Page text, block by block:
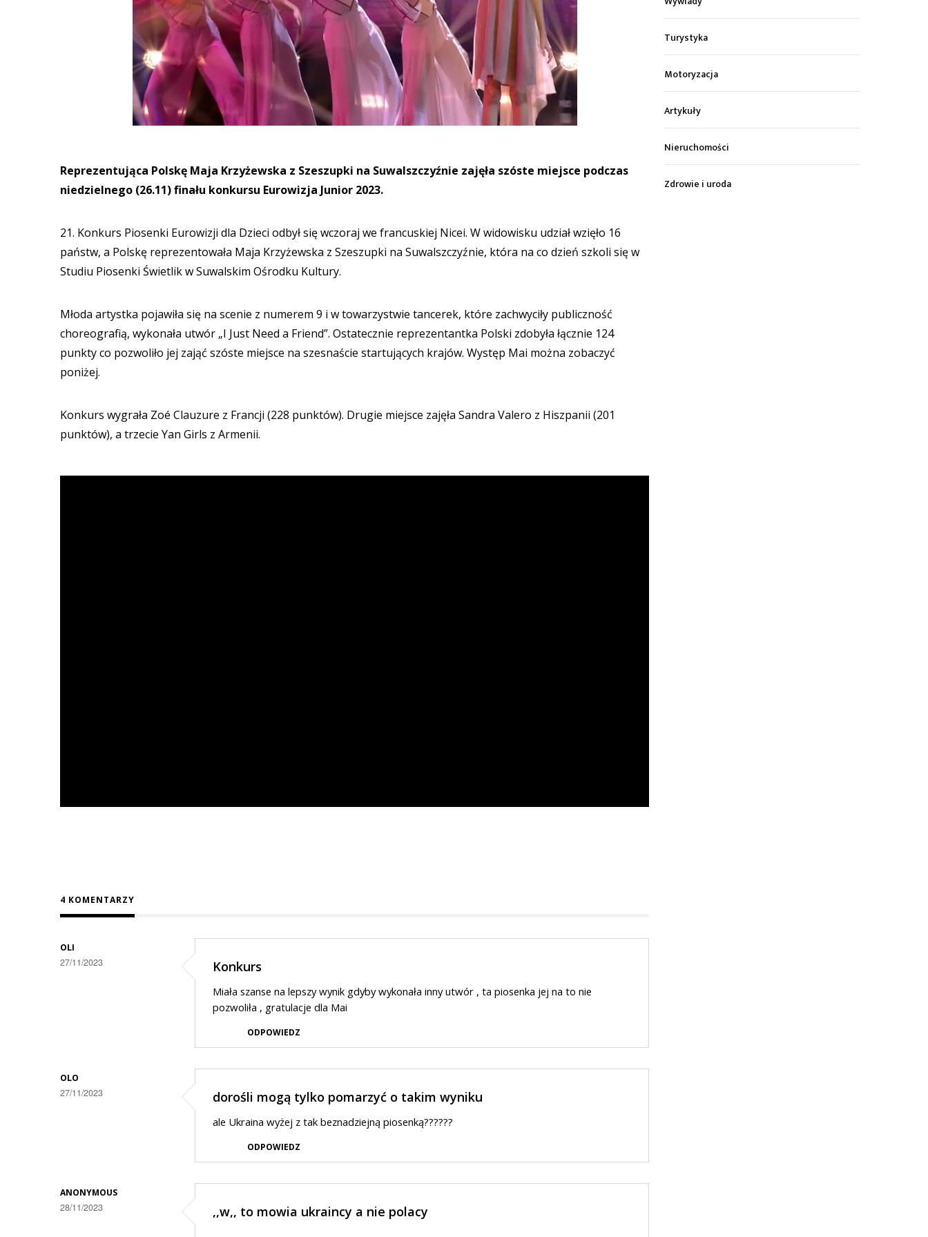
Reprezentująca Polskę Maja Krzyżewska z Szeszupki na Suwalszczyźnie zajęła szóste miejsce podczas
niedzielnego (26.11) finału konkursu Eurowizja Junior 2023.
21. Konkurs Piosenki Eurowizji dla Dzieci odbył się wczoraj we francuskiej Nicei. W widowisku udział wzięło 16
państw, a Polskę reprezentowała Maja Krzyżewska z Szeszupki na Suwalszczyźnie, która na co dzień szkoli się w
Studiu Piosenki Świetlik w Suwalskim Ośrodku Kultury.
Młoda artystka pojawiła się na scenie z numerem 9 i w towarzystwie tancerek, które zachwyciły publiczność
choreografią, wykonała utwór „I Just Need a Friend”. Ostatecznie reprezentantka Polski zdobyła łącznie 124
punkty co pozwoliło jej zająć szóste miejsce na szesnaście startujących krajów. Występ Mai można zobaczyć
poniżej.
Konkurs wygrała Zoé Clauzure z Francji (228 punktów). Drugie miejsce zajęła Sandra Valero z Hiszpanii (201
punktów), a trzecie Yan Girls z Armenii.
4 KOMENTARZY
OLI
27/11/2023 Konkurs
Miała szanse na lepszy wynik gdyby wykonała inny utwór , ta piosenka jej na to nie
pozwoliła , gratulacje dla Mai
ODPOWIEDZ
OLO
27/11/2023 dorośli mogą tylko pomarzyć o takim wyniku
ale Ukraina wyżej z tak beznadziejną piosenką??????
ODPOWIEDZ
ANONYMOUS
28/11/2023 ,,w,, to mowia ukraincy a nie polacy
Turystyka
Motoryzacja
Artykuły
Nieruchomości
Zdrowie i uroda